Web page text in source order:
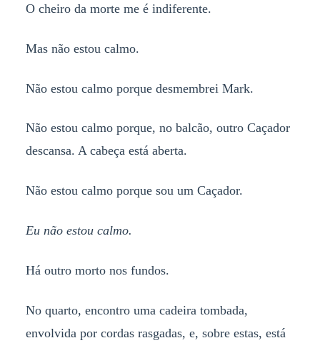
O cheiro da morte me é indiferente.
Mas não estou calmo.
Não estou calmo porque desmembrei Mark.
Não estou calmo porque, no balcão, outro Caçador
descansa. A cabeça está aberta.
Não estou calmo porque sou um Caçador.
Eu não estou calmo.
Há outro morto nos fundos.
No quarto, encontro uma cadeira tombada,
envolvida por cordas rasgadas, e, sobre estas, está